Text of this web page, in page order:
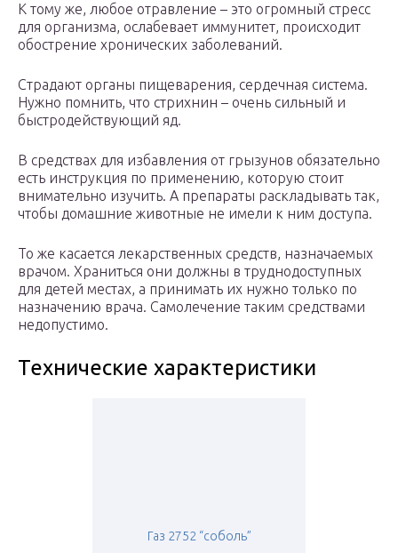
К тому же, любое отравление – это огромный стресс
для организма, ослабевает иммунитет, происходит
обострение хронических заболеваний.
Страдают органы пищеварения, сердечная система.
Нужно помнить, что стрихнин – очень сильный и
быстродействующий яд.
В средствах для избавления от грызунов обязательно
есть инструкция по применению, которую стоит
внимательно изучить. А препараты раскладывать так,
чтобы домашние животные не имели к ним доступа.
То же касается лекарственных средств, назначаемых
врачом. Храниться они должны в труднодоступных
для детей местах, а принимать их нужно только по
назначению врача. Самолечение таким средствами
недопустимо.
Технические характеристики
Газ 2752 “соболь”